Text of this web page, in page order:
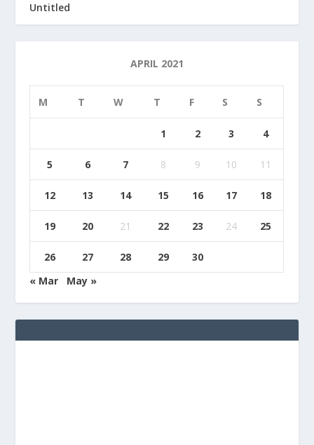
Untitled
APRIL 2021
M T W T F S S
1 2 3 4
5 6 7 8 9 10 11
12 13 14 15 16 17 18
19 20 21 22 23 24 25
26 27 28 29
30
« Mar
May »